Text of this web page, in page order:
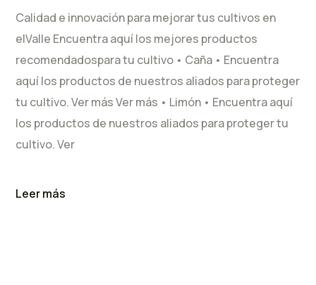
Calidad e innovación para mejorar tus cultivos en
elValle Encuentra aquí los mejores productos
recomendadospara tu cultivo • Caña • Encuentra
aquí los productos de nuestros aliados para proteger
tu cultivo. Ver más Ver más • Limón • Encuentra aquí
los productos de nuestros aliados para proteger tu
cultivo. Ver
Leer más